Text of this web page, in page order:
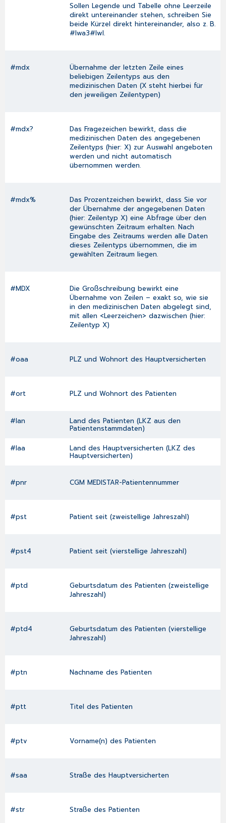
Sollen Legende und Tabelle ohne Leerzeile
direkt untereinander stehen, schreiben Sie
beide Kürzel direkt hintereinander, also z. B.
#lwa3#lwl.
#mdx
Übernahme der letzten Zeile eines
beliebigen Zeilentyps aus den
medizinischen Daten (X steht hierbei für
den jeweiligen Zeilentypen)
#mdx?
Das Fragezeichen bewirkt, dass die
medizinischen Daten des angegebenen
Zeilentyps (hier: X) zur Auswahl angeboten
werden und nicht automatisch
übernommen werden.
#mdx%
Das Prozentzeichen bewirkt, dass Sie vor
der Übernahme der angegebenen Daten
(hier: Zeilentyp X) eine Abfrage über den
gewünschten Zeitraum erhalten. Nach
Eingabe des Zeitraums werden alle Daten
dieses Zeilentyps übernommen, die im
gewählten Zeitraum liegen.
#MDX
Die Großschreibung bewirkt eine
Übernahme von Zeilen – exakt so, wie sie
in den medizinischen Daten abgelegt sind,
mit allen <Leerzeichen> dazwischen (hier:
Zeilentyp X)
#oaa PLZ und Wohnort des Hauptversicherten
#ort PLZ und Wohnort des Patienten
#lan Land des Patienten (LKZ aus den
Patientenstammdaten)
#laa Land des Hauptversicherten (LKZ des
Hauptversicherten)
#pnr CGM MEDISTAR-Patientennummer
#pst Patient seit (zweistellige Jahreszahl)
#pst4 Patient seit (vierstellige Jahreszahl)
#ptd
Geburtsdatum des Patienten (zweistellige
Jahreszahl)
#ptd4
Geburtsdatum des Patienten (vierstellige
Jahreszahl)
#ptn Nachname des Patienten
#ptt Titel des Patienten
#ptv Vorname(n) des Patienten
#saa Straße des Hauptversicherten
#str Straße des Patienten